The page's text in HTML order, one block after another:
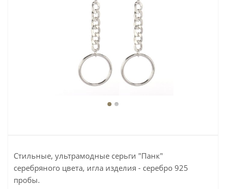
Стильные, ультрамодные серьги "Панк"
серебряного цвета, игла изделия - серебро 925
пробы.